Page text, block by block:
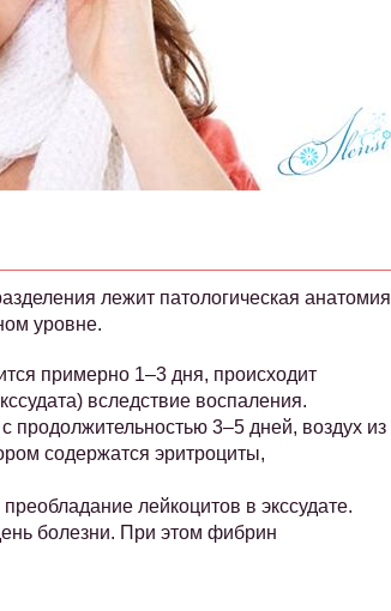
лежит патологическая анатомия
уровне.
примерно 1–3 дня, происходит
вследствие воспаления.
продолжительностью 3–5 дней, воздух из
содержатся эритроциты,
лейкоцитов в экссудате.
болезни. При этом фибрин